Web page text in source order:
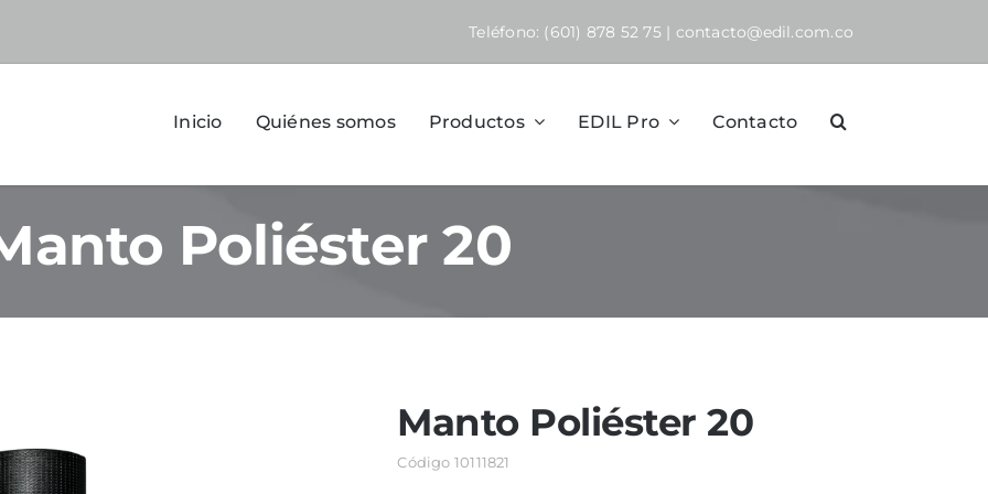
Teléfono: (601) 878 52 75| contacto@edil.com.co
Inicio Quiénes somos Productos EDIL Pro Contacto
Poliéster 20
Manto Poliéster 20
Código 10111821